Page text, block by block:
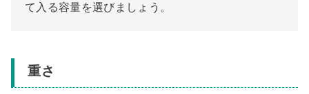
て入る容量を選びましょう。
重さ